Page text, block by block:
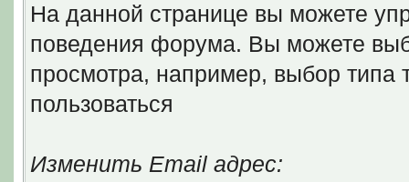
На данной странице вы можете
поведения форума. Вы можете
просмотра, например, выбор типа
пользоваться
Изменить Email адрес: